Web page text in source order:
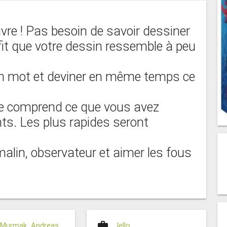
! Pas besoin de savoir dessiner
que votre dessin ressemble à peu
mot et deviner en même temps ce
ce que vous avez
Les plus rapides seront
observateur et aimer les fous